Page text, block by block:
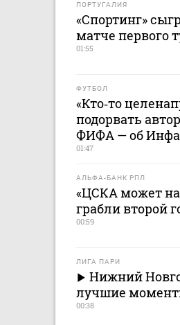
ПОРТУГАЛИЯ
«Спортинг»
матче первого
01:55
ФУТБОЛ
«Кто‑то
подорвать
ФИФА — об
01:47
АЛЬФА-БАНК РПЛ
«ЦСКА может
грабли второй
00:59
ЛИГА ПАРИ
Нижний
лучшие
00:38